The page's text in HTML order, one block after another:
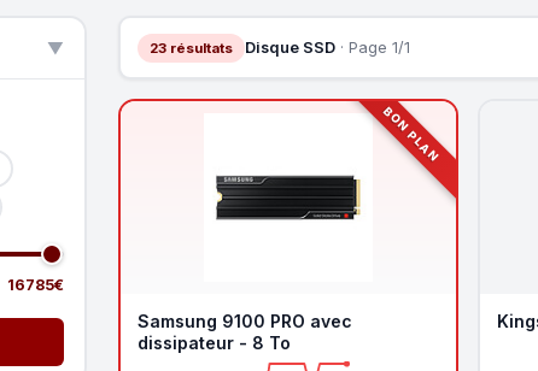
▲
16785€
23 résultats Disque SSD· Page 1/1
BON PLAN
Samsung 9100 PRO avec
dissipateur - 8 To